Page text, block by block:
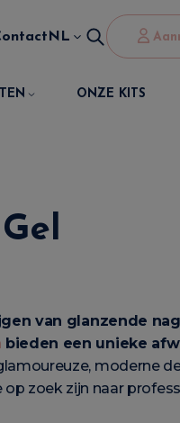
NL
ONZE KITS
van glanzende
bieden een unieke
moderne
zoek zijn naar